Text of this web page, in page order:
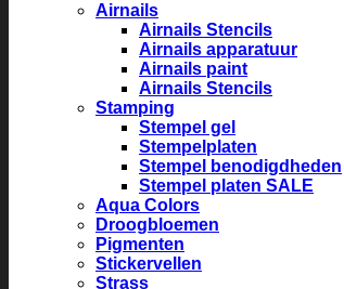
Airnails
Airnails Stencils
Airnails apparatuur
Airnails paint
Airnails Stencils
Stamping
Stempel gel
Stempelplaten
Stempel benodigdheden
Stempel platen SALE
Aqua Colors
Droogbloemen
Pigmenten
Stickervellen
Strass